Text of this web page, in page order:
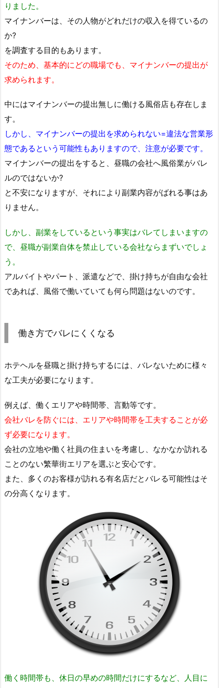
りました。
マイナンバーは、その人物がどれだけの収入を得ているの
か?
を調査する目的もあります。
そのため、基本的にどの職場でも、マイナンバーの提出が
求められます。
中にはマイナンバーの提出無しに働ける風俗店も存在しま
す。
しかし、マイナンバーの提出を求められない=違法な営業形
態であるという可能性もありますので、注意が必要です。
マイナンバーの提出をすると、昼職の会社へ風俗業がバレ
ルのではないか?
と不安になりますが、それにより副業内容がばれる事はあ
りません。
しかし、副業をしているという事実はバレてしまいますの
で、昼職が副業自体を禁止している会社ならまずいでしょ
う。
アルバイトやパート、派遣などで、掛け持ちが自由な会社
であれば、風俗で働いていても何ら問題はないのです。
働き方でバレにくくなる
ホテヘルを昼職と掛け持ちするには、バレないために様々
な工夫が必要になります。
例えば、働くエリアや時間帯、言動等です。
会社バレを防ぐには、エリアや時間帯を工夫することが必
ず必要になります。
会社の立地や働く社員の住まいを考慮し、なかなか訪れる
ことのない繁華街エリアを選ぶと安心です。
また、多くのお客様が訪れる有名店だとバレる可能性はそ
の分高くなります。
働く時間帯も、休日の早めの時間だけにするなど、人目に